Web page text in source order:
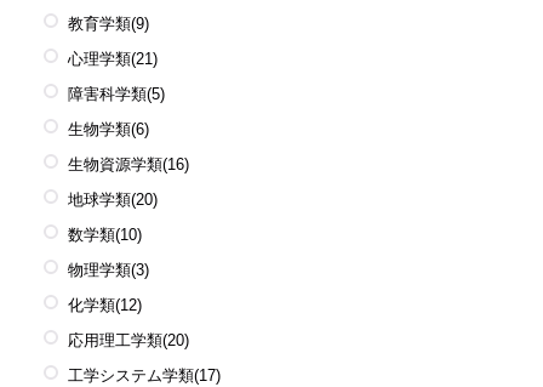
教育学類(9)
心理学類(21)
障害科学類(5)
生物学類(6)
生物資源学類(16)
地球学類(20)
数学類(10)
物理学類(3)
化学類(12)
応用理工学類(20)
工学システム学類(17)